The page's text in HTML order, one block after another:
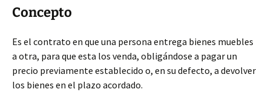
Concepto
Es el contrato en que una persona entrega bienes muebles
a otra, para que esta los venda, obligándose a pagar un
precio previamente establecido o, en su defecto, a devolver
los bienes en el plazo acordado.